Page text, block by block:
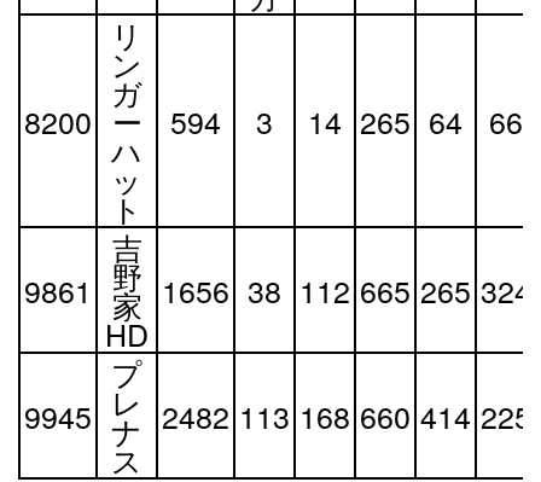
8200
リ
ン
ガ
ー
ハ
ッ
ト
594 3 14 265 64 66
9861
吉
野
家
HD
1656 38 112 665 265 324
9945
プ
レ
ナ
ス
2482 113 168 660 414 225